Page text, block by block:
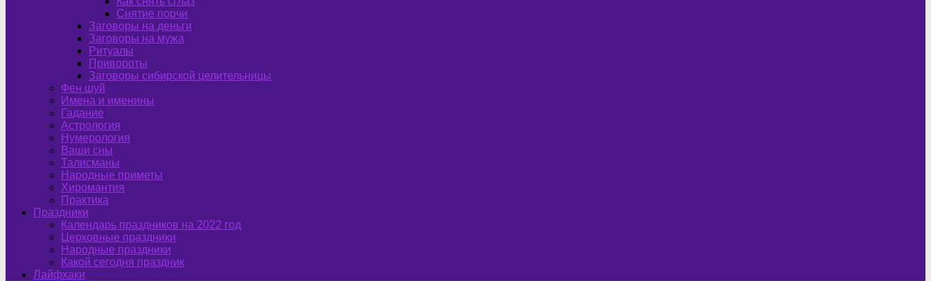
Снятие порчи
Заговоры на деньги
Заговоры на мужа
Ритуалы
Привороты
Заговоры сибирской целительницы
Фен шуй
Имена и именины
Гадание
Астрология
Нумерология
Ваши сны
Талисманы
Народные приметы
Хиромантия
Практика
Праздники
Календарь праздников на 2022 год
Церковные праздники
Народные праздники
Какой сегодня праздник
Лайфхаки